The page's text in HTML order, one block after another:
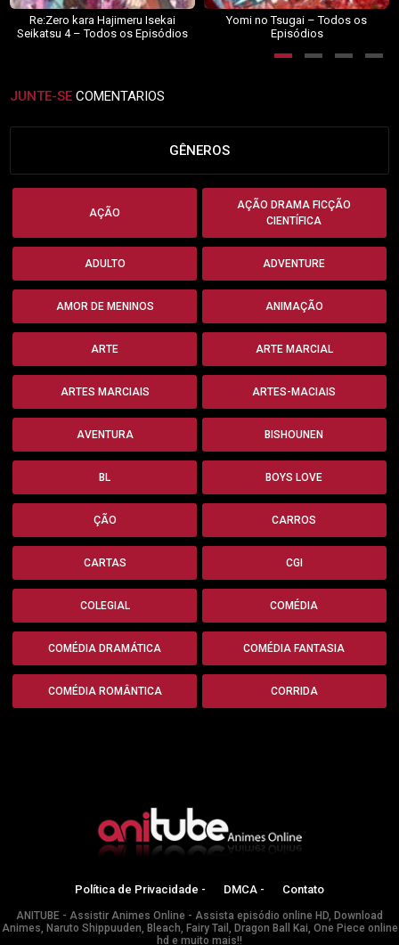
Re:Zero kara Hajimeru Isekai
Seikatsu 4 – Todos os Episódios
Yomi no Tsugai – Todos os
Episódios
JUNTE-SE COMENTARIOS
GÊNEROS
AÇÃO
AÇÃO DRAMA FICÇÃO
CIENTÍFICA
ADULTO ADVENTURE
AMOR DE MENINOS ANIMAÇÃO
ARTE ARTE MARCIAL
ARTES MARCIAIS ARTES-MACIAIS
AVENTURA BISHOUNEN
BL BOYS LOVE
ÇÃO CARROS
CARTAS CGI
COLEGIAL COMÉDIA
COMÉDIA DRAMÁTICA COMÉDIA FANTASIA
COMÉDIA ROMÂNTICA CORRIDA
Política de Privacidade - DMCA - Contato
ANITUBE - Assistir Animes Online - Assista episódio online HD, Download
Animes, Naruto Shippuuden, Bleach, Fairy Tail, Dragon Ball Kai, One Piece online
hd e muito mais!!